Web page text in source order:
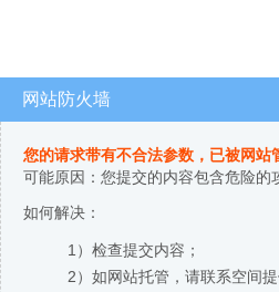
网站防火墙
您的请求带有不合法参数，已被网站
可能原因：您提交的内容包含危险的
如何解决：
1）检查提交内容；
2）如网站托管，请联系空间提